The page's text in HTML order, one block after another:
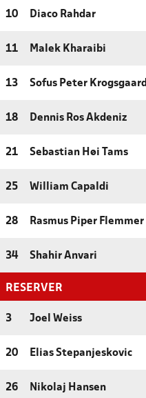
10 Diaco Rahdar
11 Malek Kharaibi
13 Sofus Peter Krogsgaard
18 Dennis Ros Akdeniz
21 Sebastian Høi Tams
25 William Capaldi
28 Rasmus Piper Flemmer
34 Shahir Anvari
RESERVER
3 Joel Weiss
20 Elias Stepanjeskovic
26 Nikolaj Hansen